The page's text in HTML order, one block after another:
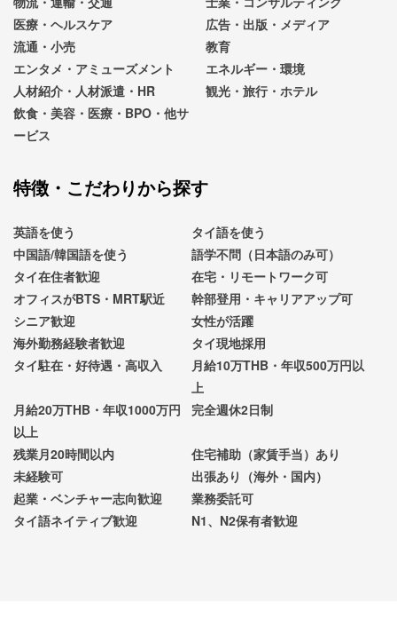
医療・ヘルスケア
広告・出版・メディア
流通・小売
教育
エンタメ・アミューズメント
エネルギー・環境
人材紹介・人材派遣・HR
観光・旅行・ホテル
飲食・美容・医療・BPO・他サ
ービス
特徴・こだわりから探す
英語を使う
タイ語を使う
中国語/韓国語を使う
語学不問（日本語のみ可）
タイ在住者歓迎
在宅・リモートワーク可
オフィスがBTS・MRT駅近
幹部登用・キャリアアップ可
シニア歓迎
女性が活躍
海外勤務経験者歓迎
タイ現地採用
タイ駐在・好待遇・高収入
月給10万THB・年収500万円以
上
月給20万THB・年収1000万円
以上
完全週休2日制
残業月20時間以内
住宅補助（家賃手当）あり
未経験可
出張あり（海外・国内）
起業・ベンチャー志向歓迎
業務委託可
タイ語ネイティブ歓迎
N1、N2保有者歓迎